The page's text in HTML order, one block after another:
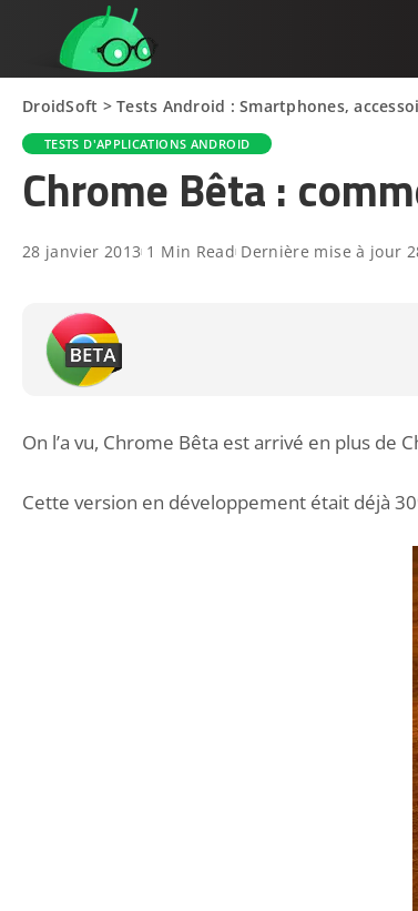
DroidSoft >Tests Android : Smartphones,
TESTS D'APPLICATIONS ANDROID
Chrome Bêta :
28 janvier 2013 1 Min Read Dernière mise à jour
On l’a vu, Chrome Bêta est arrivé en plus
Cette version en développement était déjà